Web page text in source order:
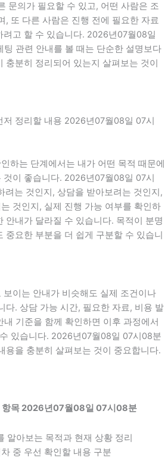
문의가 필요할 수 있고, 어떤 사람은 조
, 또 다른 사람은 진행 전에 필요한 자료
려고 할 수 있습니다. 2026년07월08일
관련 안내를 볼 때는 단순한 설명보다
충분히 정리되어 있는지 살펴보는 것이
저 정리할 내용 2026년07월08일 07시
하는 단계에서는 내가 어떤 목적 때문에
것이 좋습니다. 2026년07월08일 07시
려는 것인지, 상담을 받아보려는 것인지,
것인지, 실제 진행 가능 여부를 확인하
안내가 달라질 수 있습니다. 목적이 분명
중요한 부분을 더 쉽게 구분할 수 있습니
이는 안내가 비슷해도 실제 조건이나
다. 상담 가능 시간, 필요한 자료, 비용 발
기준을 함께 확인하면 이후 과정에서
있습니다. 2026년07월08일 07시08분
용을 충분히 살펴보는 것이 중요합니다.
항목 2026년07월08일 07시08분
알아보는 목적과 현재 상황 정리
중 우선 확인할 내용 구분